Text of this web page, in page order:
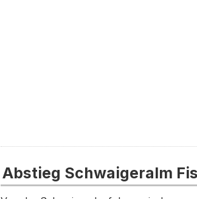
Abstieg Schwaigeralm